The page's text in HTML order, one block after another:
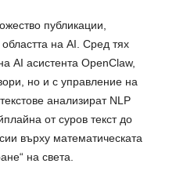
публикации,
на AI. Сред тях
AI асистента OpenClaw,
но и с управление на
анализират NLP
от суров текст до
върху математическата
на света.